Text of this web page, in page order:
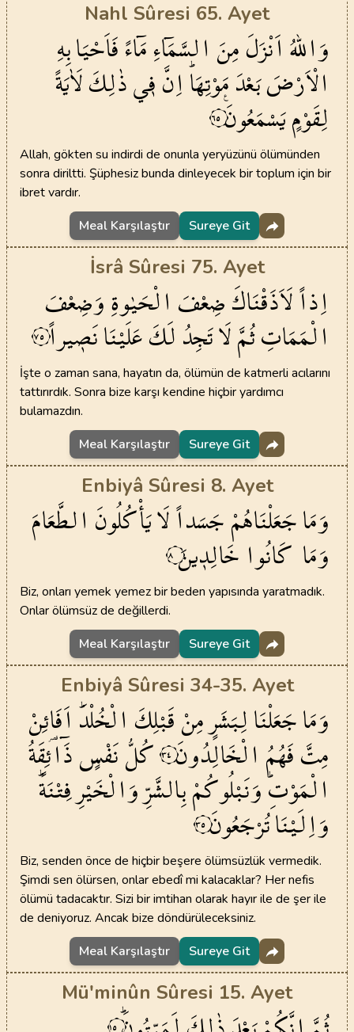
Nahl Sûresi 65. Ayet
وَاللّٰهُاَنْزَلَمِنَ السَّمَٓاءِمَٓاءًفَاَحْيَابِهِ
الْاَرْضَبَعْدَمَوْتِهَاۜاِنَّف۪يذٰلِكَلَاٰيَةً
لِقَوْمٍيَسْمَعُونَ۟٦٥
Allah, gökten su indirdi de onunla yeryüzünü ölümünden
sonra diriltti. Şüphesiz bunda dinleyecek bir toplum için bir
ibret vardır.
Meal Karşılaştır
Sureye Git
İsrâ Sûresi 75. Ayet
اِذاًلَاَذَقْنَاكَضِعْفَ الْحَيٰوةِوَضِعْفَ
الْمَمَاتِثُمَّلَاتَجِدُلَكَعَلَيْنَانَص۪يراً٧٥
İşte o zaman sana, hayatın da, ölümün de katmerli acılarını
tattırırdık. Sonra bize karşı kendine hiçbir yardımcı
bulamazdın.
Meal Karşılaştır
Sureye Git
Enbiyâ Sûresi 8. Ayet
وَمَاجَعَلْنَاهُمْجَسَداًلَا يَأْكُلُونَ الطَّعَامَ
وَمَا كَانُوا خَالِد۪ينَ٨
Biz, onları yemek yemez bir beden yapısında yaratmadık.
Onlar ölümsüz de değillerdi.
Meal Karşılaştır
Sureye Git
Enbiyâ Sûresi 34-35. Ayet
وَمَاجَعَلْنَالِبَشَرٍمِنْقَبْلِكَ الْخُلْدَۜاَفَا۬ئِنْ
مِتَّفَهُمُ الْخَالِدُونَ٣٤ كُلُّنَفْسٍذَٓائِقَةُ
الْمَوْتِۜوَنَبْلُوكُمْبِالشَّرِّوَالْخَيْرِفِتْنَةًۜ
وَاِلَيْنَاتُرْجَعُونَ٣٥
Biz, senden önce de hiçbir beşere ölümsüzlük vermedik.
Şimdi sen ölürsen, onlar ebedî mi kalacaklar? Her nefis
ölümü tadacaktır. Sizi bir imtihan olarak hayır ile de şer ile
de deniyoruz. Ancak bize döndürüleceksiniz.
Meal Karşılaştır
Sureye Git
Mü'minûn Sûresi 15. Ayet